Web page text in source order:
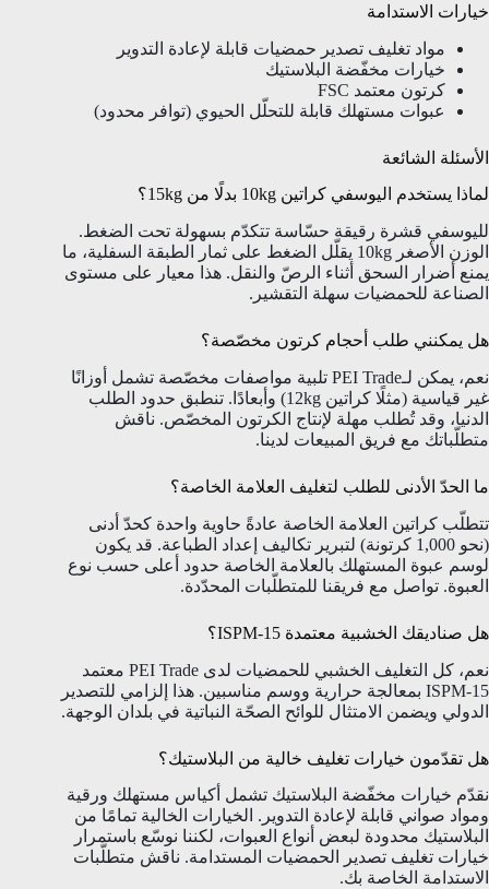
خيارات الاستدامة
مواد تغليف تصدير حمضيات قابلة لإعادة التدوير
خيارات مخفّضة البلاستيك
كرتون معتمد FSC
عبوات مستهلك قابلة للتحلّل الحيوي (توافر محدود)
الأسئلة الشائعة
لماذا يستخدم اليوسفي كراتين 10kg بدلًا من 15kg؟
لليوسفي قشرة رقيقة حسّاسة تتكدّم بسهولة تحت الضغط.
الوزن الأصغر 10kg يقلّل الضغط على ثمار الطبقة السفلية، ما
يمنع أضرار السحق أثناء الرصّ والنقل. هذا معيار على مستوى
الصناعة للحمضيات سهلة التقشير.
هل يمكنني طلب أحجام كرتون مخصّصة؟
نعم، يمكن لـPEI Trade تلبية مواصفات مخصّصة تشمل أوزانًا
غير قياسية (مثلًا كراتين 12kg) وأبعادًا. تنطبق حدود الطلب
الدنيا، وقد تُطلب مهلة لإنتاج الكرتون المخصّص. ناقش
متطلّباتك مع فريق المبيعات لدينا.
ما الحدّ الأدنى للطلب لتغليف العلامة الخاصة؟
تتطلّب كراتين العلامة الخاصة عادةً حاوية واحدة كحدّ أدنى
(نحو 1,000 كرتونة) لتبرير تكاليف إعداد الطباعة. قد يكون
لوسم عبوة المستهلك بالعلامة الخاصة حدود أعلى حسب نوع
العبوة. تواصل مع فريقنا للمتطلّبات المحدّدة.
هل صناديقك الخشبية معتمدة ISPM-15؟
نعم، كل التغليف الخشبي للحمضيات لدى PEI Trade معتمد
ISPM-15 بمعالجة حرارية ووسم مناسبين. هذا إلزامي للتصدير
الدولي ويضمن الامتثال للوائح الصحّة النباتية في بلدان الوجهة.
هل تقدّمون خيارات تغليف خالية من البلاستيك؟
نقدّم خيارات مخفّضة البلاستيك تشمل أكياس مستهلك ورقية
ومواد صواني قابلة لإعادة التدوير. الخيارات الخالية تمامًا من
البلاستيك محدودة لبعض أنواع العبوات، لكننا نوسّع باستمرار
خيارات تغليف تصدير الحمضيات المستدامة. ناقش متطلّبات
الاستدامة الخاصة بك.